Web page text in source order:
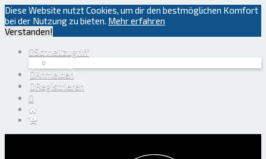
Diese Website nutzt Cookies, um dir den bestmöglichen Komfort
bei der Nutzung zu bieten. Mehr erfahren
Verstanden!
Schnellzugriff
Anmelden
Registrieren